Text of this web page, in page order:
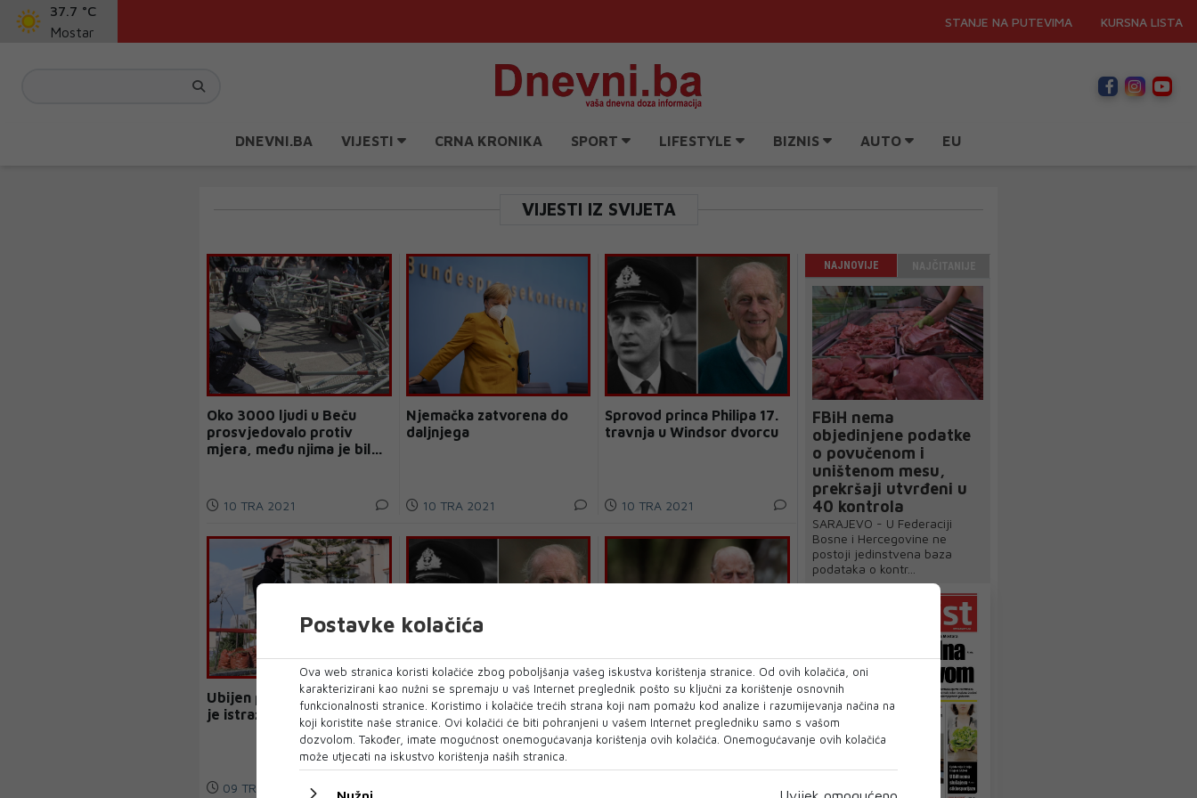
37.7 °C
Mostar
STANJE NA PUTEVIMA KURSNA LISTA
DNEVNI.BA VIJESTI CRNA KRONIKA SPORT LIFESTYLE BIZNIS AUTO EU
VIJESTI IZ SVIJETA
Oko 3000 ljudi u Beču
prosvjedovalo protiv
mjera, među njima je bilo
10 TRA 2021
Njemačka zatvorena do
daljnjega
10 TRA 2021
Sprovod princa Philipa 17.
travnja u Windsor dvorcu
10 TRA 2021
Ubijen poznati novinar koji
je istraživao kriminal
09 TRA 2021
Princ koji je živio dovoljno
dugo da dočeka rođenje
10 praunučadi
Umro princ Philip
NAJNOVIJE
FBiH nema
objedinjene podatke
o povučenom i
uništenom mesu,
prekršaji utvrđeni u
40 kontrola
SARAJEVO - U Federaciji
Bosne i Hercegovine ne
postoji jedinstvena baza
podataka o kontr...
Postavke kolačića
Ova web stranica koristi kolačiće zbog poboljšanja vašeg iskustva korištenja stranice. Od ovih kolačića, oni
karakterizirani kao nužni se spremaju u vaš Internet preglednik pošto su ključni za korištenje osnovnih
funkcionalnosti stranice. Koristimo i kolačiće trećih strana koji nam pomažu kod analize i razumijevanja načina na
koji koristite naše stranice. Ovi kolačići će biti pohranjeni u vašem Internet pregledniku samo s vašom
dozvolom. Također, imate mogućnost onemogućavanja korištenja ovih kolačića. Onemogućavanje ovih kolačića
može utjecati na iskustvo korištenja naših stranica.